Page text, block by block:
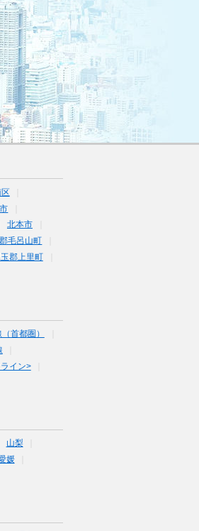
北本市
毛呂山町
玉郡上里町
首都圏）
イン>
山梨
媛